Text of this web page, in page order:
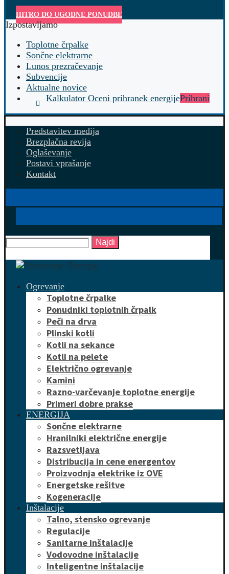
HITRO DO UGODNE PONUDBE
Izpostavljamo
Toplotne črpalke
Sončne elektrarne
Lunos prezračevanje
Subvencije
Aktualne novice
Kalkulator Oceni prihranek energijePrihrani
Predstavitev medija
Brezplačna revija
Oglaševanje
Postavi vprašanje
Kontakt
Najdi
Ogrevanje
Toplotne črpalke
Ponudniki toplotnih črpalk
Peči na drva
Plinski kotli
Kotli na sekance
Kotli na pelete
Električno ogrevanje
Kamini
Razno-varčevanje toplotne energije
Primeri dobre prakse
ENERGIJA
Sončne elektrarne
Hranilniki električne energije
Razsvetljava
Distribucija in cene energentov
Proizvodnja elektrike iz OVE
Energetske rešitve
Kogeneracije
Inštalacije
Talno, stensko ogrevanje
Regulacije
Sanitarne inštalacije
Vodovodne inštalacije
Inteligentne inštalacije